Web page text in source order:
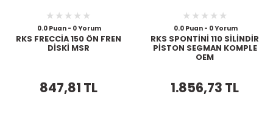
0.0 Puan - 0 Yorum
RKS FRECCİA 150 ÖN FREN
DİSKİ MSR
847,81 TL
0.0 Puan - 0 Yorum
RKS SPONTİNİ 110 SİLİNDİR
PİSTON SEGMAN KOMPLE
OEM
1.856,73 TL